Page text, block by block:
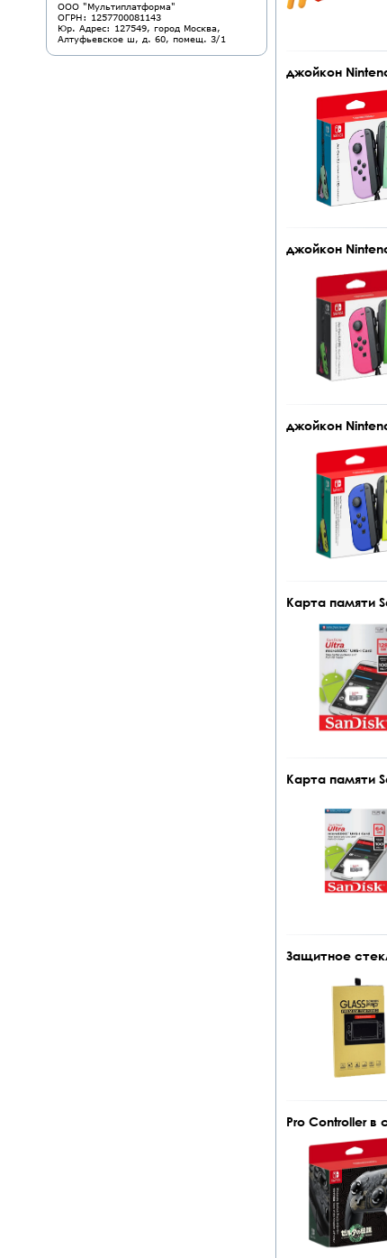
ООО "Мультиплатформа"
ОГРН: 1257700081143
Юр. Адрес: 127549, город Москва,
Алтуфьевское ш, д. 60, помещ. 3/1
джойкон
джойкон
джойкон
Карта памяти
Карта памяти
Защитное
Pro Controller в